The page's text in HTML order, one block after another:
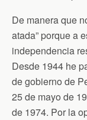
De manera que
atada” porque a
independencia
Desde 1944 he
de gobierno de
25 de mayo de
de 1974. Por la